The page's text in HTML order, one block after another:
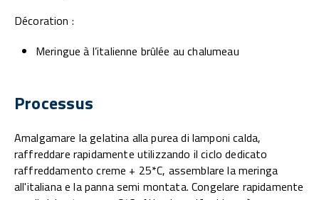
Décoration :
Meringue à l’italienne brûlée au chalumeau
Processus
Amalgamare la gelatina alla purea di lamponi calda,
raffreddare rapidamente utilizzando il ciclo dedicato
raffreddamento creme + 25*C, assemblare la meringa
all'italiana e la panna semi montata. Congelare rapidamente